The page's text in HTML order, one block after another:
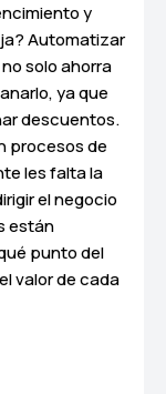
y
Automatizar
solo ahorra
ya que
descuentos.
procesos de
les falta la
el negocio
están
punto del
valor de cada